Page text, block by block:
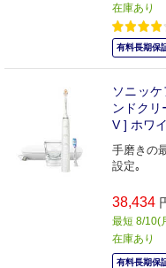
在庫あり
有料長期保
ソニッ
ンドク
V ] ホワ
手磨きの
設定｡
38,434
最短 8/10(
在庫あり
有料長期保